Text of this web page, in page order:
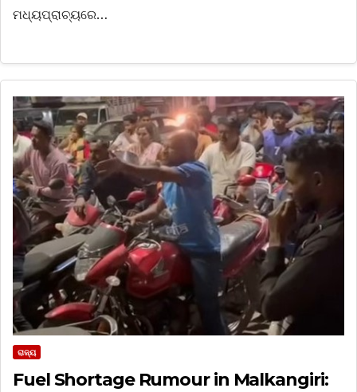
ମଧ୍ୟପ୍ରାଚ୍ୟରେ…
ରାଜ୍ୟ
Fuel Shortage Rumour in Malkangiri: